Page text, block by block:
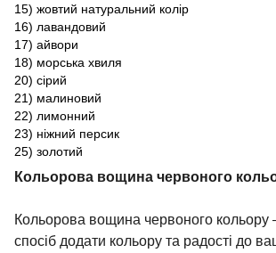
15) жовтий натуральний колір
16) лавандовий
17) айвори
18) морська хвиля
20) сірий
21) малиновий
22) лимонний
23) ніжний персик
25) золотий
Кольорова вощина червоного
Кольорова вощина червоного кольору
спосіб додати кольору та радості до